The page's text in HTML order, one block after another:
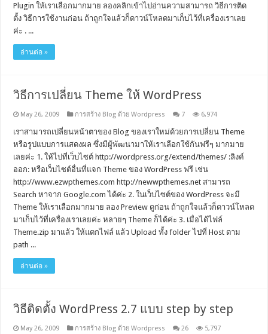
Plugin ให้เราเลือกมากมาย ลองคลิกเข้าไปอ่านความสามารถ วิธีการติด
ตั้ง วิธีการใช้งานก่อน ถ้าถูกใจแล้วก็ดาวน์โหลดมาเก็บไว้ที่เครื่องเราเลย
ค่ะ . ...
อ่านต่อ »
วิธีการเปลี่ยน Theme ให้ WordPress
May 26, 2009 การสร้าง Blog ด้วย Wordpress 7 6,974
เราสามารถเปลี่ยนหน้าตาของ Blog ของเราใหม่ด้วยการเปลี่ยน Theme
หรือรูปแบบการแสดงผล ซึ่งมีผู้พัฒนามาให้เราเลือกใช้กันฟรีๆ มากมาย
เลยค่ะ 1. ให้ไปที่เว็บไซต์ http://wordpress.org/extend/themes/ :ลิงค์
ออก: หรือเว็บไซต์อื่นที่แจก Theme ของ WordPress ฟรี เช่น
http://www.ezwpthemes.com http://newwpthemes.net สามารถ
Search หาจาก Google.com ได้ค่ะ 2. ในเว็บไซต์ของ WordPress จะมี
Theme ให้เราเลือกมากมาย ลอง Preview ดูก่อน ถ้าถูกใจแล้วก็ดาวน์โหลด
มาเก็บไว้ที่เครื่องเราเลยค่ะ หลายๆ Theme ก็ได้ค่ะ 3. เมื่อได้ไฟล์
Theme.zip มาแล้ว ให้แตกไฟล์ แล้ว Upload ทั้ง folder ไปที่ Host ตาม
path ...
อ่านต่อ »
วิธีติดตั้ง WordPress 2.7 แบบ step by step
May 26, 2009 การสร้าง Blog ด้วย Wordpress 26 5,797